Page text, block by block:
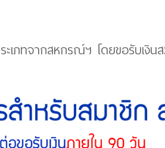
ภทจากสหกรณ์ฯ โดยขอรับเงินส